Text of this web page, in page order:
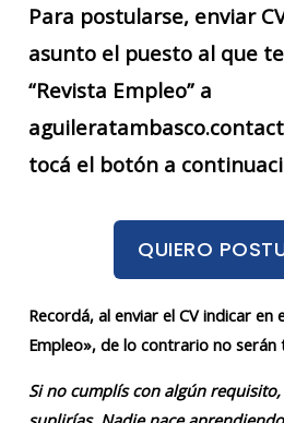
Para postularse, enviar
asunto el puesto al que
“Revista Empleo” a
tocá el botón a
QUIERO
Recordá, al enviar el CV indicar en
Empleo», de lo contrario no serán
Si no cumplís con algún